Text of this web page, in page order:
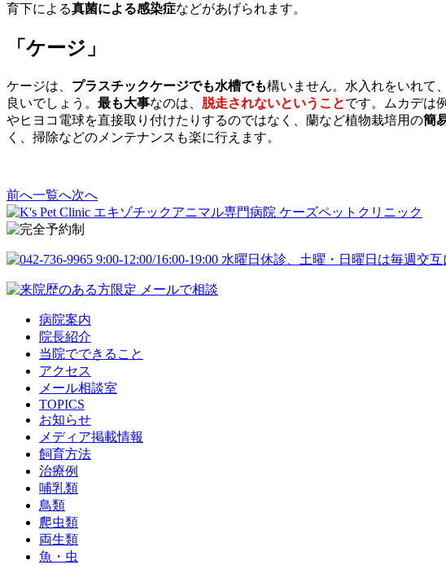
育下による真菌による感染症などがあげられます。
「ケージ」
ケージは、 プラスチックケージでも水槽でも構いません。水入れをいれて
良いでしょう。 最も大事なのは、 脱走されないということです。ムカデは
やヒヨコ電球を直接取り付けたりするのではなく、蘭など植物栽培用の簡
く、掃除などのメンテナンスも楽に行えます。
前へ一覧へ次へ
病院案内
院長紹介
当院でできること
アクセス
メール相談室
TOPICS
お知らせ
メディア掲載情報
飼育方法
治療例
哺乳類
鳥類
爬虫類
両生類
魚・虫